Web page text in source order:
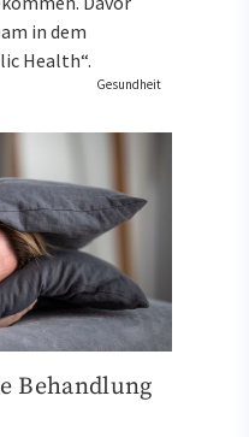
in dem
Health“.
Gesundheit
Behandlung